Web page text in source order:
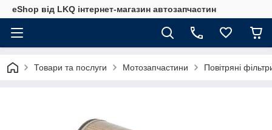
eShop від LKQ інтернет-магазин автозапчастин
Товари та послуги Мотозапчастини Повітряні